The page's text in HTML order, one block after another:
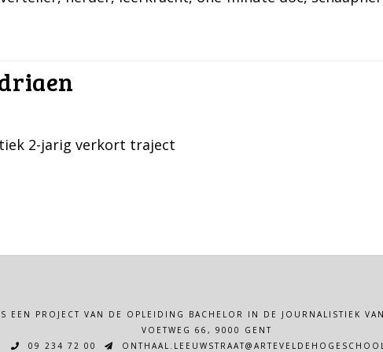
2-jarig verkort traject
EEN PROJECT VAN DE OPLEIDING BACHELOR IN DE JOURNALISTIEK
VOETWEG 66, 9000 GENT
09 234 72 00